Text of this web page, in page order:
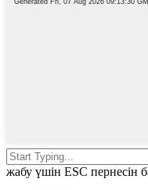
жабу үшін ESC пернесін